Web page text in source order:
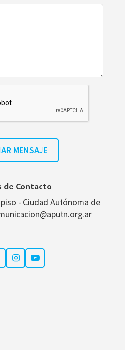
de Contacto
- Ciudad Autónoma de